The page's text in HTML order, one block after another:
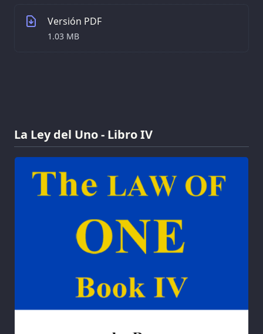
Versión PDF
1.03 MB
La Ley del Uno - Libro IV